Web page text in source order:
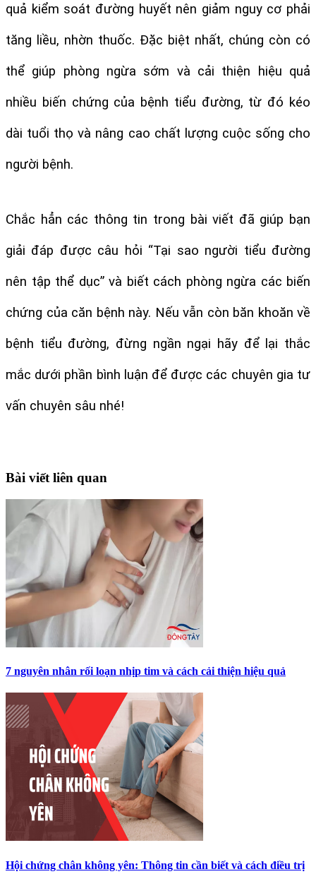
quả kiểm soát đường huyết nên giảm nguy cơ phải
tăng liều, nhờn thuốc. Đặc biệt nhất, chúng còn có
thể giúp phòng ngừa sớm và cải thiện hiệu quả
nhiều biến chứng của bệnh tiểu đường, từ đó kéo
dài tuổi thọ và nâng cao chất lượng cuộc sống cho
người bệnh.
Chắc hẳn các thông tin trong bài viết đã giúp bạn
giải đáp được câu hỏi “Tại sao người tiểu đường
nên tập thể dục” và biết cách phòng ngừa các biến
chứng của căn bệnh này. Nếu vẫn còn băn khoăn về
bệnh tiểu đường, đừng ngần ngại hãy để lại thắc
mắc dưới phần bình luận để được các chuyên gia tư
vấn chuyên sâu nhé!
Bài viết liên quan
7 nguyên nhân rối loạn nhịp tim và cách cải thiện hiệu quả
Hội chứng chân không yên: Thông tin cần biết và cách điều trị